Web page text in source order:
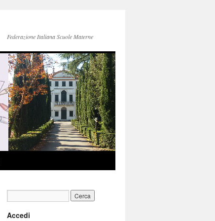
Federazione Italiana Scuole Materne
Accedi